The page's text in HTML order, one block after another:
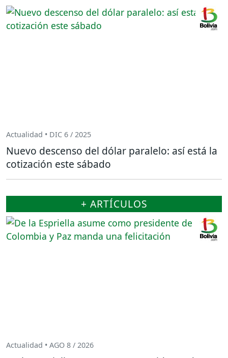
Actualidad • DIC 6 / 2025
Nuevo descenso del dólar paralelo: así está la
cotización este sábado
+ ARTÍCULOS
Actualidad • AGO 8 / 2026